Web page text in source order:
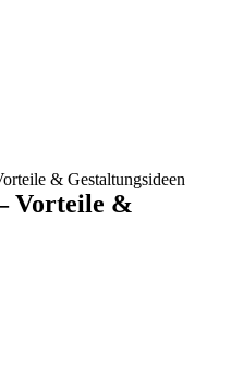
& Gestaltungsideen
Vorteile &